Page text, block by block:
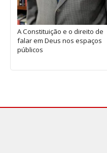
A Constituição e o direito de
falar em Deus nos espaços
públicos